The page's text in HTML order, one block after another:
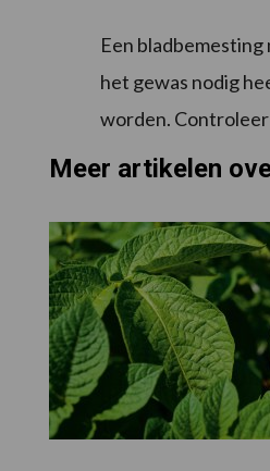
Een bladbemesting
het gewas nodig
worden. Controleer
Meer artikelen